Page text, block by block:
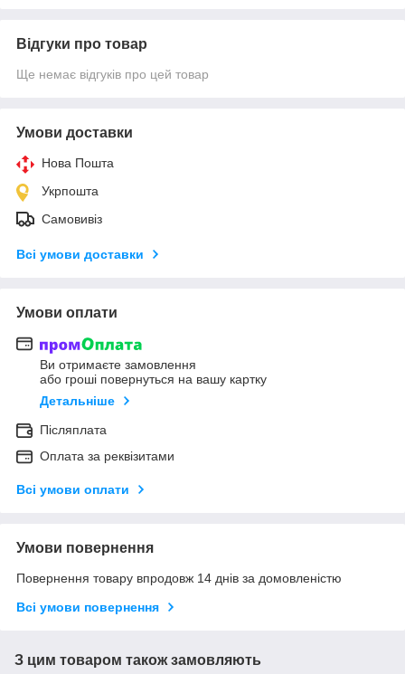
Відгуки про товар
Ще немає відгуків про цей товар
Умови доставки
Нова Пошта
Укрпошта
Самовивіз
Всі умови доставки
Умови оплати
Ви отримаєте замовлення
або гроші повернуться на вашу картку
Детальніше
Післяплата
Оплата за реквізитами
Всі умови оплати
Умови повернення
Повернення товару впродовж 14 днів за домовленістю
Всі умови повернення
З цим товаром також замовляють